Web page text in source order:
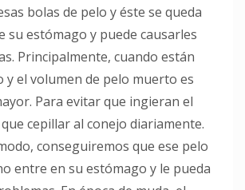
bolas de pelo y éste se queda
su estómago y puede causarles
Principalmente, cuando están
y el volumen de pelo muerto es
Para evitar que ingieran el
cepillar al conejo diariamente.
conseguiremos que ese pelo
entre en su estómago y le pueda